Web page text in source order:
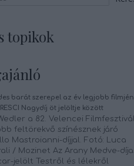
topikok
barát szerepel az év legjobb
Nagydíj öt jelöltje között
a 82. Velencei
feltörekvő színésznek járó
Mastroianni-díjjal. Fotó: Luca
/ Mozinet Az Arany Medve-
jelölt Testről és lélekről